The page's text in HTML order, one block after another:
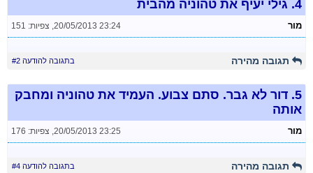
4. גילי יעיף את טהוניה מהבית
מור 20/05/2013 23:24
, צפיות: 151
תגובה מהירה בתגובה להודעה #2
5. דור לא גבר. סתם צבוע. העמיד את טהוניה ומחבק
אותה
מור 20/05/2013 23:25
, צפיות: 176
תגובה מהירה בתגובה להודעה #4